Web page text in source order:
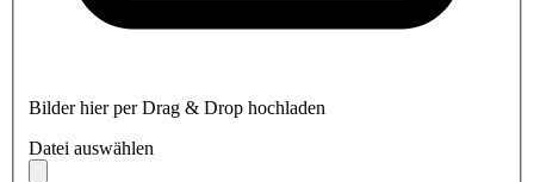
Bilder hier per Drag & Drop hochladen
Datei auswählen